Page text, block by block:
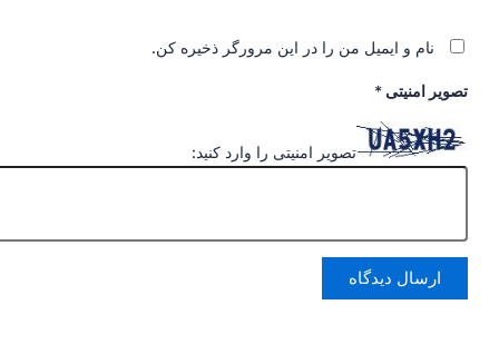
نام و ایمیل من را در این مرورگر ذخیره کن.
تصویر امنیتی *
تصویر امنیتی را وارد کنید: